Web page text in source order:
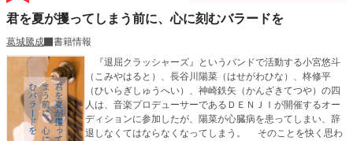
君を夏が攫ってしまう前に、心に刻むバラードを
葛城騰成
書籍情報
『退屈クラッシャーズ』というバンドで活動する小宮悠斗
（こみやはると）、長谷川陽菜（はせがわひな）、柊修平
（ひいらぎしゅうへい）、神崎鉄矢（かんざきてつや）の四
人は、音楽プロデューサーであるＤＥＮＪＩが開催するオー
ディションに参加したが、陽菜が心臓病を患ってしまい、辞
退しなくてはならなくなってしまう。 そのことを快く思わ